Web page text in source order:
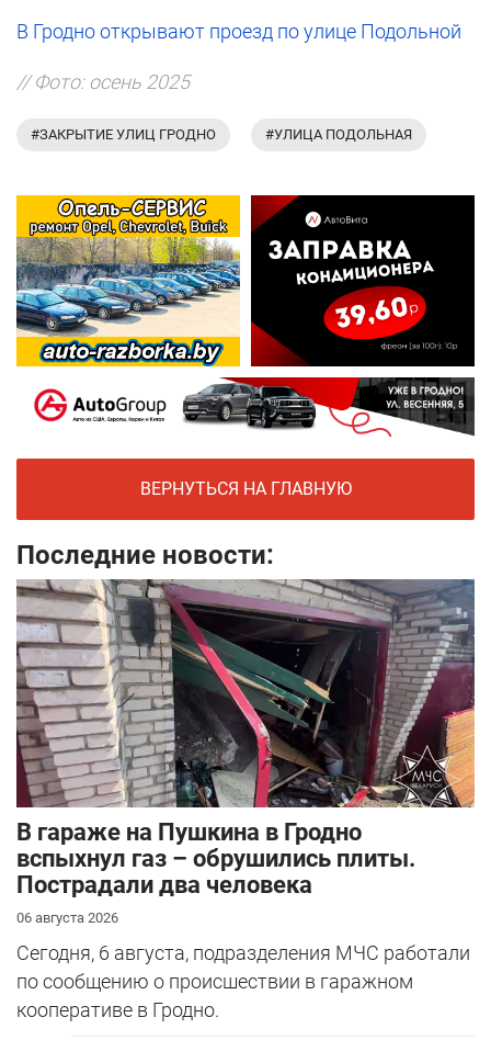
В Гродно открывают проезд по улице Подольной
// Фото: осень 2025
#ЗАКРЫТИЕ УЛИЦ ГРОДНО #УЛИЦА ПОДОЛЬНАЯ
ВЕРНУТЬСЯ НА ГЛАВНУЮ
Последние новости:
В гараже на Пушкина в Гродно
вспыхнул газ – обрушились плиты.
Пострадали два человека
06 августа 2026
Сегодня, 6 августа, подразделения МЧС работали
по сообщению о происшествии в гаражном
кооперативе в Гродно.